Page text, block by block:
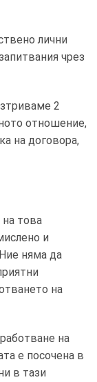
лични
чрез
2
отношение,
на договора,
това
и
няма да
на
на
е посочена в
в тази